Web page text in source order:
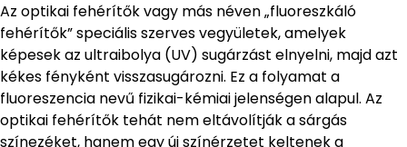
Az optikai fehérítők vagy más néven „fluoreszkáló
fehérítők” speciális szerves vegyületek, amelyek
képesek az ultraibolya (UV) sugárzást elnyelni, majd azt
kékes fényként visszasugározni. Ez a folyamat a
fluoreszencia nevű fizikai-kémiai jelenségen alapul. Az
optikai fehérítők tehát nem eltávolítják a sárgás
színezéket, hanem egy új színérzetet keltenek a